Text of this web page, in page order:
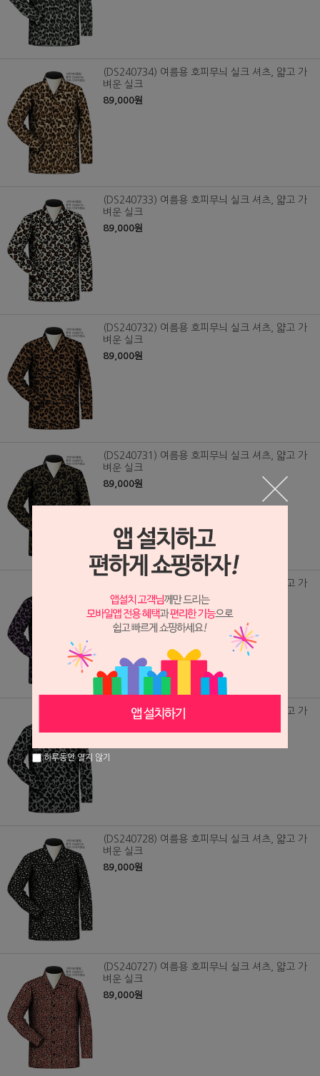
(DS240734) 여름용 호피무늬 실크 셔츠, 얇고 가
벼운 실크
89,000원
(DS240733) 여름용 호피무늬 실크 셔츠, 얇고 가
벼운 실크
89,000원
(DS240732) 여름용 호피무늬 실크 셔츠, 얇고 가
벼운 실크
89,000원
(DS240731) 여름용 호피무늬 실크 셔츠, 얇고 가
벼운 실크
89,000원
(DS240730) 여름용 호피무늬 실크 셔츠, 얇고 가
벼운 실크
89,000원
(DS240729) 여름용 호피무늬 실크 셔츠, 얇고 가
벼운 실크
(DS240728) 여름용 호피무늬 실크 셔츠, 얇고 가
벼운 실크
89,000원
(DS240727) 여름용 호피무늬 실크 셔츠, 얇고 가
벼운 실크
89,000원
하루동안 열지 않기